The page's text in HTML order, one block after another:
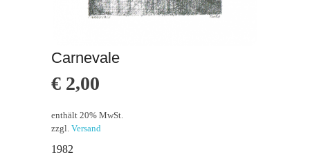
Carnevale
€ 2,00
enthält 20% MwSt.
zzgl. Versand
1982